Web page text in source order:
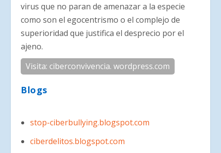
virus que no paran de amenazar a la especie
como son el egocentrismo o el complejo de
superioridad que justifica el desprecio por el
ajeno.
Visita: ciberconvivencia. wordpress.com
Blogs
stop-ciberbullying.blogspot.com
ciberdelitos.blogspot.com